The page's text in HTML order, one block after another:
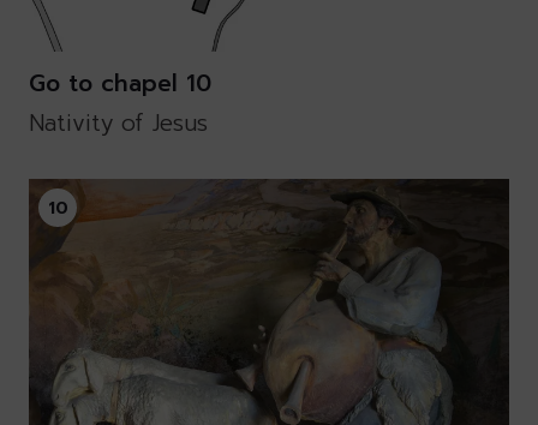
Go to chapel 10
Nativity of Jesus
10